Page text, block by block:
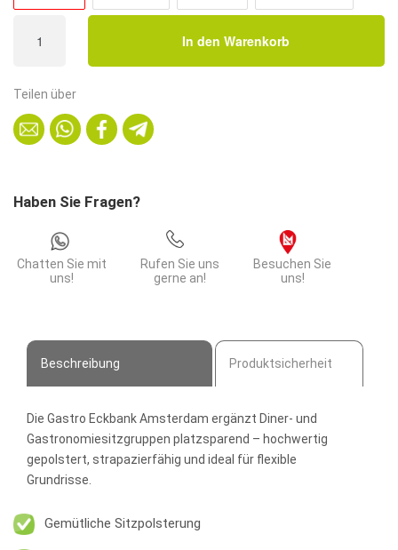
Eckbank
|
cm
Schwarz
Vertikal
Menge
In den Warenkorb
Teilen über
Haben Sie Fragen?
Chatten Sie mit
uns!
Rufen Sie uns
gerne an!
Besuchen Sie
uns!
Beschreibung Produktsicherheit
Die Gastro Eckbank Amsterdam ergänzt Diner- und
Gastronomiesitzgruppen platzsparend – hochwertig
gepolstert, strapazierfähig und ideal für flexible
Grundrisse.
Gemütliche Sitzpolsterung